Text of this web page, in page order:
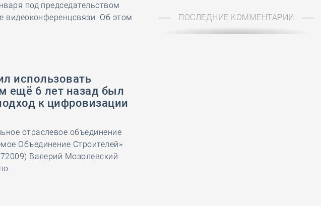
под председательством
видеоконференцсвязи. Об этом
использовать
ещё 6 лет назад был
к цифровизации
отраслевое объединение
Объединение Строителей»
Валерий Мозолевский
ПОСЛЕДНИЕ КОММЕНТАРИИ